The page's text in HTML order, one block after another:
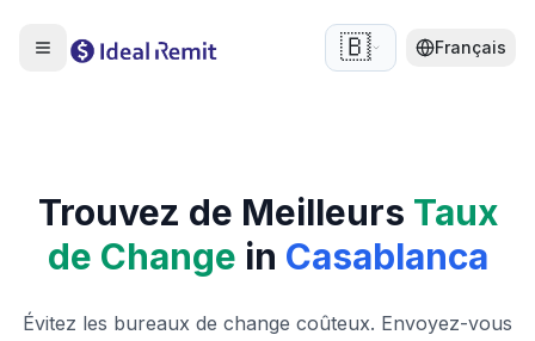
🇧🇪 Français
Trouvez de Meilleurs Taux
de Change in Casablanca
Évitez les bureaux de change coûteux. Envoyez-vous